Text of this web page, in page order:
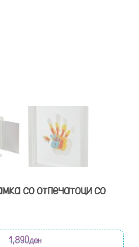
со отпечатоци со
1,890ден